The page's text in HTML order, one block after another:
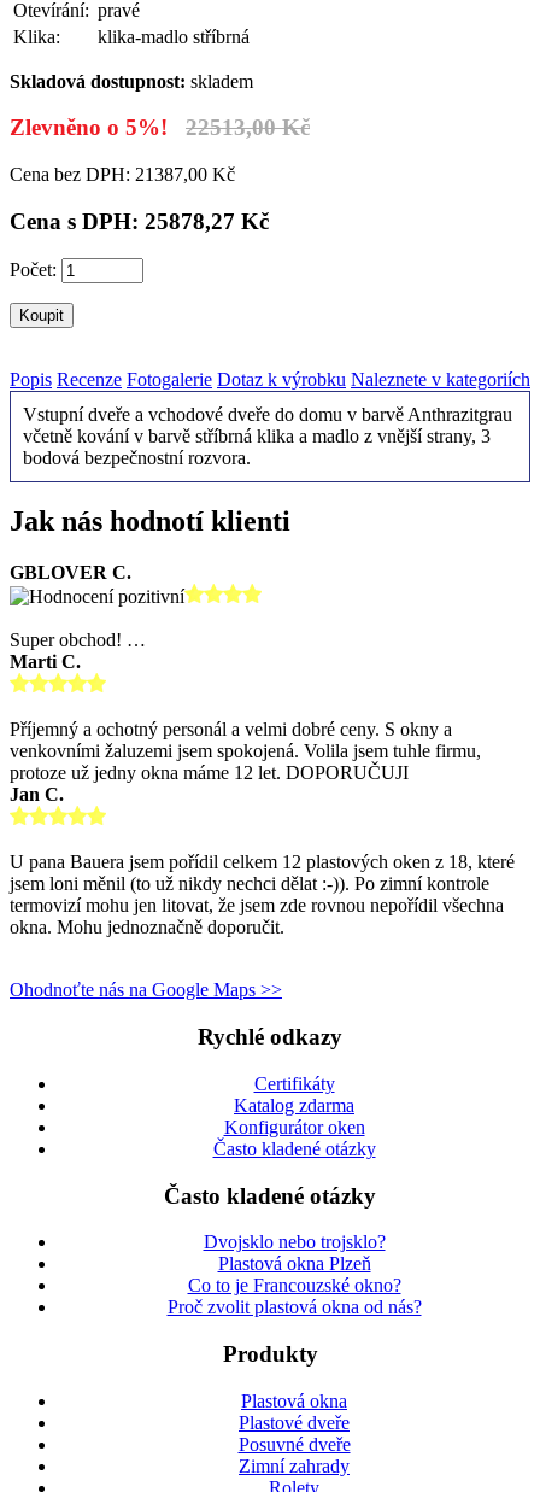
Otevírání: pravé
Klika:
klika-madlo stříbrná
Skladová dostupnost: skladem
Zlevněno o 5%! 22513,00 Kč
Cena bez DPH: 21387,00 Kč
Cena s DPH: 25878,27 Kč
Počet:
Popis Recenze Fotogalerie Dotaz k výrobku Naleznete v kategoriích
Vstupní dveře a vchodové dveře do domu v barvě Anthrazitgrau
včetně kování v barvě stříbrná klika a madlo z vnější strany, 3
bodová bezpečnostní rozvora.
Jak nás hodnotí klienti
GBLOVER C.
Super obchod! …
Marti C.
Příjemný a ochotný personál a velmi dobré ceny. S okny a
venkovními žaluzemi jsem spokojená. Volila jsem tuhle firmu,
protoze už jedny okna máme 12 let. DOPORUČUJI
Jan C.
U pana Bauera jsem pořídil celkem 12 plastových oken z 18, které
jsem loni měnil (to už nikdy nechci dělat :-)). Po zimní kontrole
termovizí mohu jen litovat, že jsem zde rovnou nepořídil všechna
okna. Mohu jednoznačně doporučit.
Ohodnoťte nás na Google Maps >>
Rychlé odkazy
Certifikáty
Katalog zdarma
Konfigurátor oken
Často kladené otázky
Často kladené otázky
Dvojsklo nebo trojsklo?
Plastová okna Plzeň
Co to je Francouzské okno?
Proč zvolit plastová okna od nás?
Produkty
Plastová okna
Plastové dveře
Posuvné dveře
Zimní zahrady
Rolety